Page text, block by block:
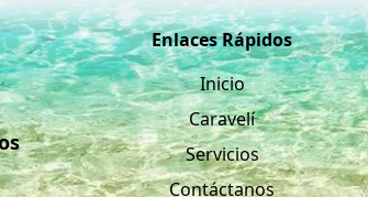
Enlaces Rápidos
Inicio
Caravelí
Servicios
Contáctanos